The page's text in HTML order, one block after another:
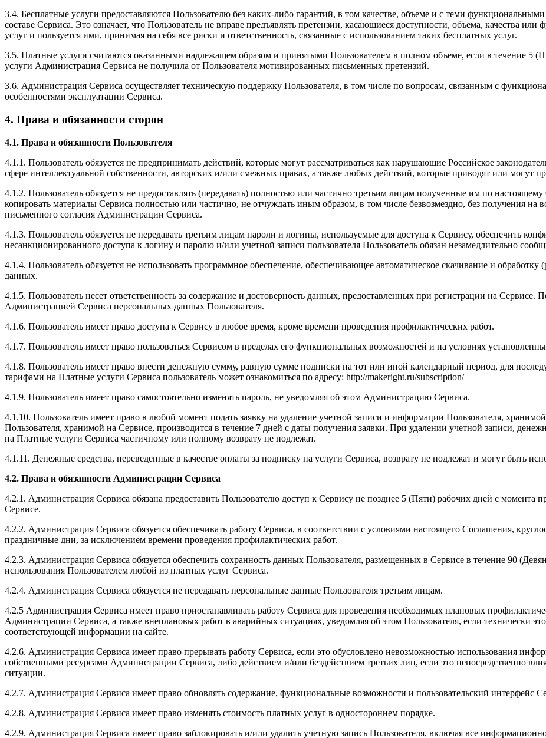
3.4. Бесплатные услуги предоставляются Пользователю без каких-либо гарантий, в том качестве, объеме и с теми
составе Сервиса. Это означает, что Пользователь не вправе предъявлять претензии, касающиеся доступности, объема, качества
услуг и пользуется ими, принимая на себя все риски и ответственность, связанные с использованием таких бесплатных услуг.
3.5. Платные услуги считаются оказанными надлежащем образом и принятыми Пользователем в полном объеме, если в течение 5
услуги Администрация Сервиса не получила от Пользователя мотивированных письменных претензий.
3.6. Администрация Сервиса осуществляет техническую поддержку Пользователя, в том числе по вопросам, связанным с
особенностями эксплуатации Сервиса.
4. Права и обязанности сторон
4.1. Права и обязанности Пользователя
4.1.1. Пользователь обязуется не предпринимать действий, которые могут рассматриваться как нарушающие Российское
сфере интеллектуальной собственности, авторских и/или смежных правах, а также любых действий, которые приводят или могут
4.1.2. Пользователь обязуется не предоставлять (передавать) полностью или частично третьим лицам полученные им по
копировать материалы Сервиса полностью или частично, не отчуждать иным образом, в том числе безвозмездно, без получения на
письменного согласия Администрации Сервиса.
4.1.3. Пользователь обязуется не передавать третьим лицам пароли и логины, используемые для доступа к Сервису, обеспечить
несанкционированного доступа к логину и паролю и/или учетной записи пользователя Пользователь обязан незамедлительно
4.1.4. Пользователь обязуется не использовать программное обеспечение, обеспечивающее автоматическое скачивание и
данных.
4.1.5. Пользователь несет ответственность за содержание и достоверность данных, предоставленных при регистрации на Сервисе.
Администрацией Сервиса персональных данных Пользователя.
4.1.6. Пользователь имеет право доступа к Сервису в любое время, кроме времени проведения профилактических работ.
4.1.7. Пользователь имеет право пользоваться Сервисом в пределах его функциональных возможностей и на условиях
4.1.8. Пользователь имеет право внести денежную сумму, равную сумме подписки на тот или иной календарный период, для
тарифами на Платные услуги Сервиса пользователь может ознакомиться по адресу: http://makeright.ru/subscription/
4.1.9. Пользователь имеет право самостоятельно изменять пароль, не уведомляя об этом Администрацию Сервиса.
4.1.10. Пользователь имеет право в любой момент подать заявку на удаление учетной записи и информации Пользователя,
Пользователя, хранимой на Сервисе, производится в течение 7 дней с даты получения заявки. При удалении учетной записи,
на Платные услуги Сервиса частичному или полному возврату не подлежат.
4.1.11. Денежные средства, переведенные в качестве оплаты за подписку на услуги Сервиса, возврату не подлежат и могут быть
4.2. Права и обязанности Администрации Сервиса
4.2.1. Администрация Сервиса обязана предоставить Пользователю доступ к Сервису не позднее 5 (Пяти) рабочих дней с момента
Сервисе.
4.2.2. Администрация Сервиса обязуется обеспечивать работу Сервиса, в соответствии с условиями настоящего Соглашения,
праздничные дни, за исключением времени проведения профилактических работ.
4.2.3. Администрация Сервиса обязуется обеспечить сохранность данных Пользователя, размещенных в Сервисе в течение 90
использования Пользователем любой из платных услуг Сервиса.
4.2.4. Администрация Сервиса обязуется не передавать персональные данные Пользователя третьим лицам.
4.2.5 Администрация Сервиса имеет право приостанавливать работу Сервиса для проведения необходимых плановых
Администрации Сервиса, а также внеплановых работ в аварийных ситуациях, уведомляя об этом Пользователя, если технически
соответствующей информации на сайте.
4.2.6. Администрация Сервиса имеет право прерывать работу Сервиса, если это обусловлено невозможностью использования
собственными ресурсами Администрации Сервиса, либо действием и/или бездействием третьих лиц, если это непосредственно
ситуации.
4.2.7. Администрация Сервиса имеет право обновлять содержание, функциональные возможности и пользовательский интерфейс
4.2.8. Администрация Сервиса имеет право изменять стоимость платных услуг в одностороннем порядке.
4.2.9. Администрация Сервиса имеет право заблокировать и/или удалить учетную запись Пользователя, включая все